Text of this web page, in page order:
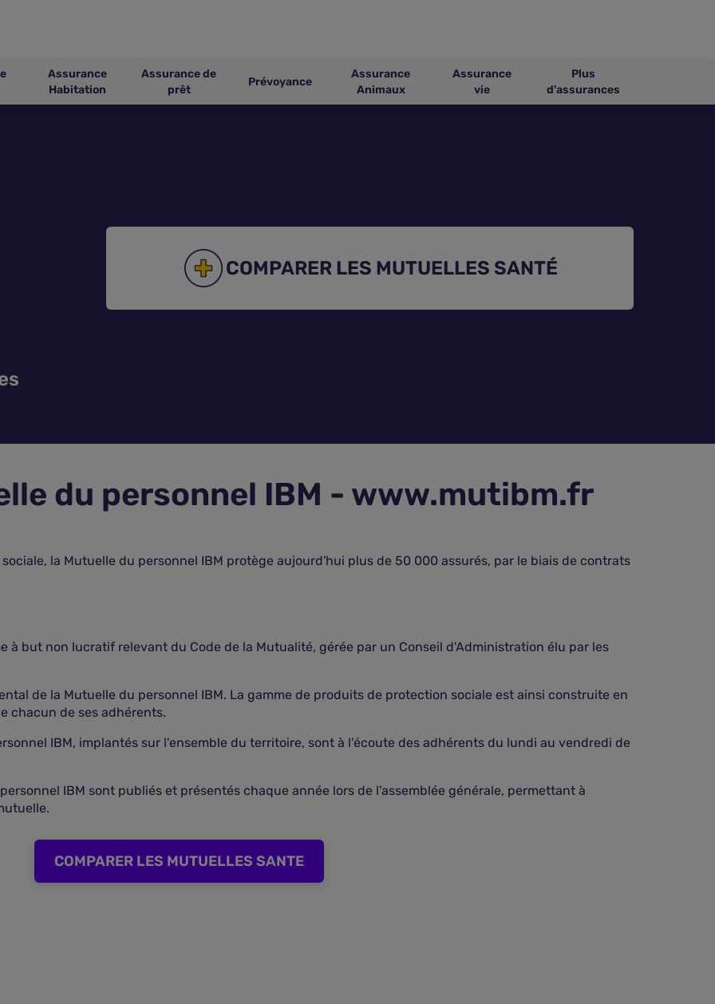
Assurance
Habitation
Assurance de
prêt
Prévoyance
Assurance
Animaux
Assurance
vie
Plus
d'assurances
COMPARER LES MUTUELLES SANTÉ
du personnel IBM - www.mutibm.fr
la Mutuelle du personnel IBM protège aujourd'hui plus de 50 000 assurés, par le biais de contrats
à but non lucratif relevant du Code de la Mutualité, gérée par un Conseil d'Administration élu par les
de la Mutuelle du personnel IBM. La gamme de produits de protection sociale est ainsi construite en
chacun de ses adhérents.
IBM, implantés sur l'ensemble du territoire, sont à l'écoute des adhérents du lundi au vendredi de
IBM sont publiés et présentés chaque année lors de l'assemblée générale, permettant à
COMPARER LES MUTUELLES SANTE